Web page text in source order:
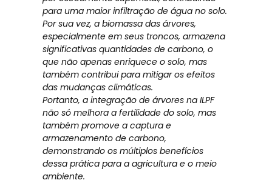
para uma maior infiltração de água no solo.
Por sua vez, a biomassa das árvores,
especialmente em seus troncos, armazena
significativas quantidades de carbono, o
que não apenas enriquece o solo, mas
também contribui para mitigar os efeitos
das mudanças climáticas.
Portanto, a integração de árvores na ILPF
não só melhora a fertilidade do solo, mas
também promove a captura e
armazenamento de carbono,
demonstrando os múltiplos benefícios
dessa prática para a agricultura e o meio
ambiente.